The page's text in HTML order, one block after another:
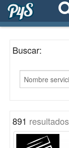
EMPRESAS
NETWORKING
Buscar:
891 resultados